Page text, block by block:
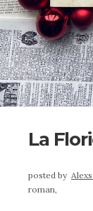
La
posted by
roman,